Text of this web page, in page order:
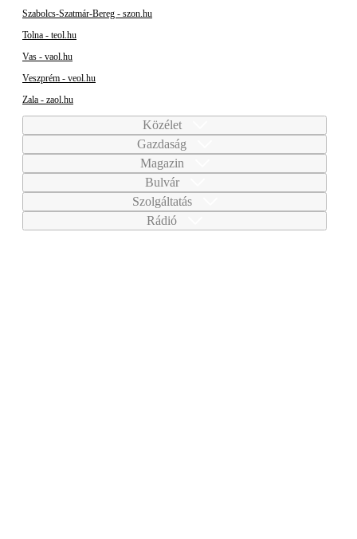
Szabolcs-Szatmár-Bereg - szon.hu
Tolna - teol.hu
Vas - vaol.hu
Veszprém - veol.hu
Zala - zaol.hu
Közélet
Gazdaság
Magazin
Bulvár
Szolgáltatás
Rádió